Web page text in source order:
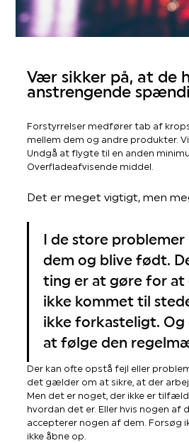
Vær sikker på, at de
anstrengende
Forstyrrelser medfører tab af
mellem dem og andre produkter.
Undgå at flygte til en anden
Overfladeafvisende middel.
Det er meget vigtigt, men
I de store
dem og blive født.
ting er at gøre for at
ikke kommet til
ikke forkasteligt.
at følge den
Der kan ofte opstå fejl eller
det gælder om at sikre, at der
Men det er noget, der ikke er
hvordan det er. Eller hvis nogen af
accepterer nogen af dem. Forsøg
ikke åbne op.